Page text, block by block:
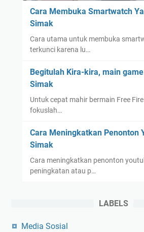
Cara Membuka Smartwatch
Simak
Cara utama untuk membuka
terkunci karena lu…
Begitulah Kira-kira, main
Simak
Untuk cepat mahir bermain Free
fokuslah…
Cara Meningkatkan Penonton
Simak
Cara meningkatkan penonton
peningkatan atau p…
LABELS
Media Sosial